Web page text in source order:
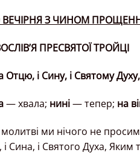
ВЕЧІРНЯ З ЧИНОМ
ПРЕСВЯТОЇ ТРОЙЦІ
Отцю, і Сину, і Святому Духу,
— хвала; нині— тепер; на
молитві ми нічого не
і Сина, і Святого Духа,